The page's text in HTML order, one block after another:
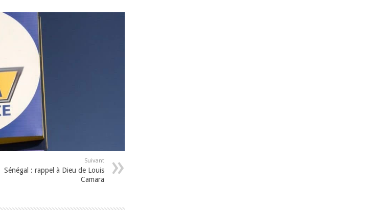
Suivant
Sénégal : rappel à Dieu de Louis
Camara